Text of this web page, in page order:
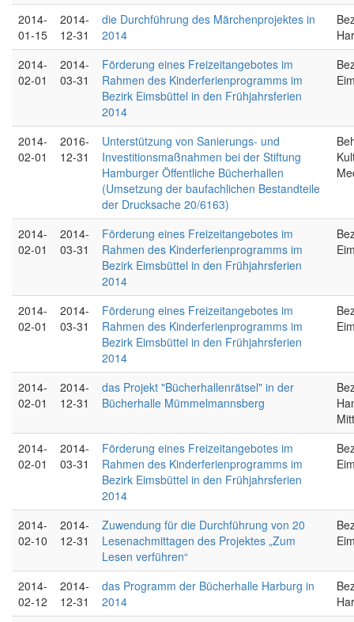
2014-
01-15
2014-
12-31
die Durchführung des Märchenprojektes in
2014
2014-
02-01
2014-
03-31
Förderung eines Freizeitangebotes im
Rahmen des Kinderferienprogramms im
Bezirk Eimsbüttel in den Frühjahrsferien
2014
2014-
02-01
2016-
12-31
Unterstützung von Sanierungs- und
Investitionsmaßnahmen bei der Stiftung
Hamburger Öffentliche Bücherhallen
(Umsetzung der baufachlichen Bestandteile
der Drucksache 20/6163)
2014-
02-01
2014-
03-31
Förderung eines Freizeitangebotes im
Rahmen des Kinderferienprogramms im
Bezirk Eimsbüttel in den Frühjahrsferien
2014
2014-
02-01
2014-
03-31
Förderung eines Freizeitangebotes im
Rahmen des Kinderferienprogramms im
Bezirk Eimsbüttel in den Frühjahrsferien
2014
2014-
02-01
2014-
12-31
das Projekt "Bücherhallenrätsel" in der
Bücherhalle Mümmelmannsberg
2014-
02-01
2014-
03-31
Förderung eines Freizeitangebotes im
Rahmen des Kinderferienprogramms im
Bezirk Eimsbüttel in den Frühjahrsferien
2014
2014-
02-10
2014-
12-31
Zuwendung für die Durchführung von 20
Lesenachmittagen des Projektes „Zum
Lesen verführen“
2014-
02-12
2014-
12-31
das Programm der Bücherhalle Harburg in
2014